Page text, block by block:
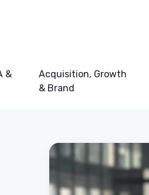
&
Acquisition, Growth
& Brand